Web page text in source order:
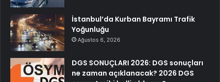
İstanbul’da Kurban Bayramı Trafik
Yoğunluğu
Ağustos 6, 2026
DGS SONUÇLARI 2026: DGS sonuçları
ne zaman açıklanacak? 2026 DGS